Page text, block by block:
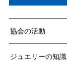
協会の活動
ジュエリーの知識